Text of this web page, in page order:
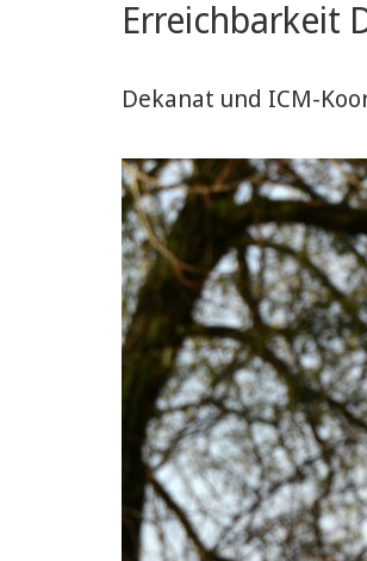
Erreichbarkeit
Dekanat und ICM-